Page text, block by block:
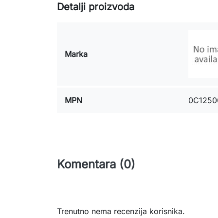
Detalji proizvoda
Marka
MPN
Komentara (0)
Trenutno nema recenzija korisnika.